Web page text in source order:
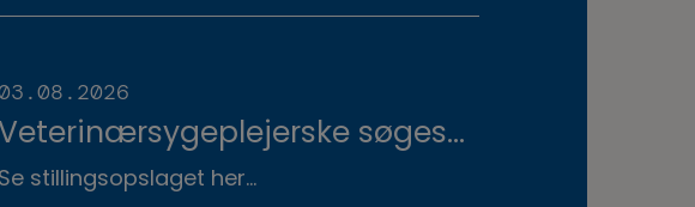
d.8.+9.+10.
søges
til Hvidsten Dyrehospital
Se stillingsopslaget her...